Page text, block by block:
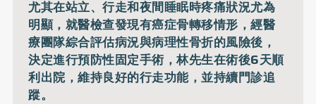
尤其在站立、行走和夜間睡眠時疼痛狀況尤為
明顯，就醫檢查發現有癌症骨轉移情形，經醫
療團隊綜合評估病況與病理性骨折的風險後，
決定進行預防性固定手術，林先生在術後6天順
利出院，維持良好的行走功能，並持續門診追
蹤。